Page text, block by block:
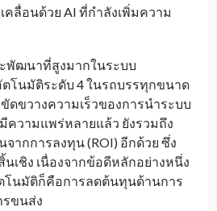
ลื่อนด้วย AI ที่กำลังเพิ่มความ
พัฒนาที่สูงมากในระบบ
ตโนมัติระดับ 4 ในรถบรรทุกขนาด
ดขวางความเร็วของการนำระบบ
วามแพร่หลายแล้ว ยังรวมถึง
ากการลงทุน (ROI) อีกด้วย ซึ่ง
เชิง เนื่องจากข้อดีหลักอย่างหนึ่ง
โนมัติก็คือการลดต้นทุนด้านการ
รขนส่ง